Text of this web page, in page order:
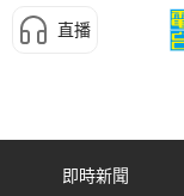
直播
即時新聞